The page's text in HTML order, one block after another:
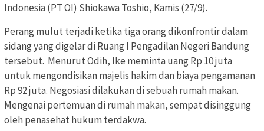
Indonesia (PT OI) Shiokawa Toshio, Kamis (27/9).
Perang mulut terjadi ketika tiga orang dikonfrontir dalam
sidang yang digelar di Ruang I Pengadilan Negeri Bandung
tersebut. Menurut Odih, Ike meminta uang Rp 10 juta
untuk mengondisikan majelis hakim dan biaya pengamanan
Rp 92 juta. Negosiasi dilakukan di sebuah rumah makan.
Mengenai pertemuan di rumah makan, sempat disinggung
oleh penasehat hukum terdakwa.